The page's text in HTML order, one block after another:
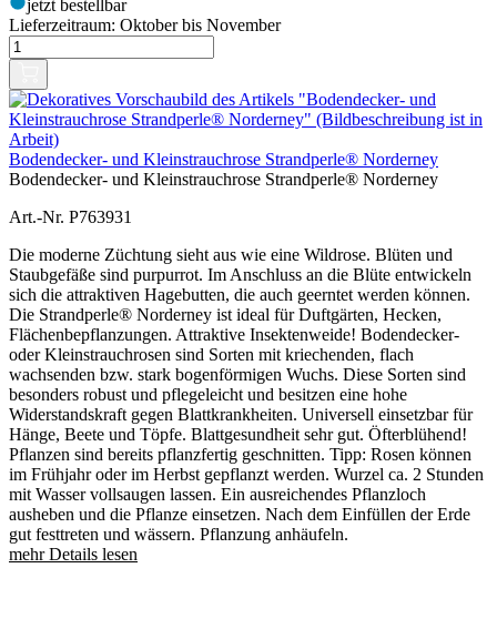
jetzt bestellbar
Lieferzeitraum: Oktober bis November
Bodendecker- und Kleinstrauchrose Strandperle® Norderney
Bodendecker- und Kleinstrauchrose Strandperle® Norderney
Art.-Nr. P763931
Die moderne Züchtung sieht aus wie eine Wildrose. Blüten und
Staubgefäße sind purpurrot. Im Anschluss an die Blüte entwickeln
sich die attraktiven Hagebutten, die auch geerntet werden können.
Die Strandperle® Norderney ist ideal für Duftgärten, Hecken,
Flächenbepflanzungen. Attraktive Insektenweide! Bodendecker-
oder Kleinstrauchrosen sind Sorten mit kriechenden, flach
wachsenden bzw. stark bogenförmigen Wuchs. Diese Sorten sind
besonders robust und pflegeleicht und besitzen eine hohe
Widerstandskraft gegen Blattkrankheiten. Universell einsetzbar für
Hänge, Beete und Töpfe. Blattgesundheit sehr gut. Öfterblühend!
Pflanzen sind bereits pflanzfertig geschnitten. Tipp: Rosen können
im Frühjahr oder im Herbst gepflanzt werden. Wurzel ca. 2 Stunden
mit Wasser vollsaugen lassen. Ein ausreichendes Pflanzloch
ausheben und die Pflanze einsetzen. Nach dem Einfüllen der Erde
gut festtreten und wässern. Pflanzung anhäufeln.
mehr Details lesen